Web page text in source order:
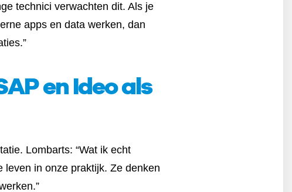
technici verwachten dit. Als je
apps en data werken, dan
en Ideo als
Lombarts: “Wat ik echt
in onze praktijk. Ze denken